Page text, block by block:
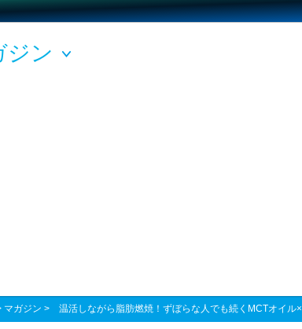
ジン
マガジン > 温活しながら脂肪燃焼！ずぼらな人でも続くMCTオイル